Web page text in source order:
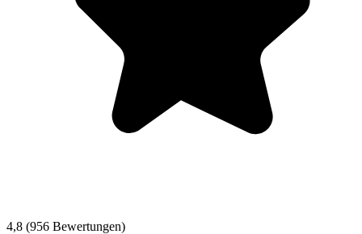
4,8 (956 Bewertungen)